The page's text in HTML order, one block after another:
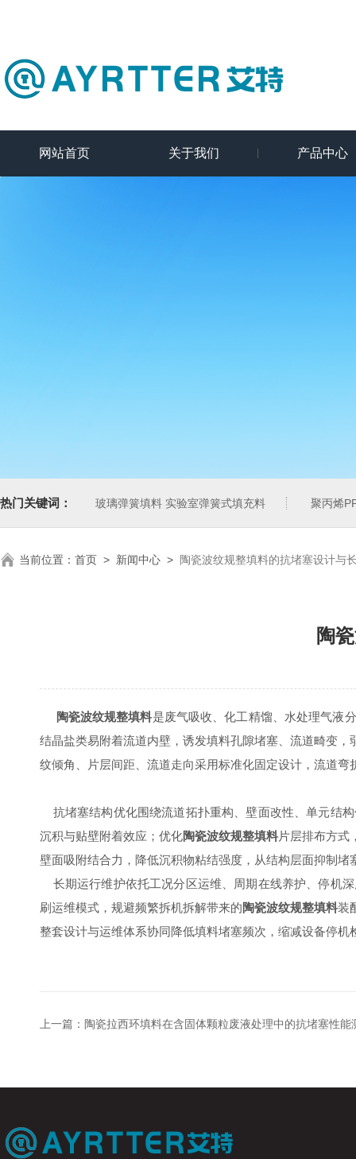
网站首页 关于我们 产品中心
热门关键词： 玻璃弹簧填料 实验室弹簧式填充料 聚丙烯
当前位置： 首页 > 新闻中心 > 陶瓷波纹规整填料的抗堵塞设计与
陶
陶瓷波纹规整填料是废气吸收、化工精馏、水处理气液
结晶盐类易附着流道内壁，诱发填料孔隙堵塞、流道畸变
纹倾角、片层间距、流道走向采用标准化固定设计，流道
抗堵塞结构优化围绕流道拓扑重构、壁面改性、单元结
沉积与贴壁附着效应；优化陶瓷波纹规整填料片层排布方式
壁面吸附结合力，降低沉积物粘结强度，从结构层面抑制
长期运行维护依托工况分区运维、周期在线养护、停机
刷运维模式，规避频繁拆机拆解带来的陶瓷波纹规整填料装
整套设计与运维体系协同降低填料堵塞频次，缩减设备停
上一篇： 陶瓷拉西环填料在含固体颗粒废液处理中的抗堵塞性能